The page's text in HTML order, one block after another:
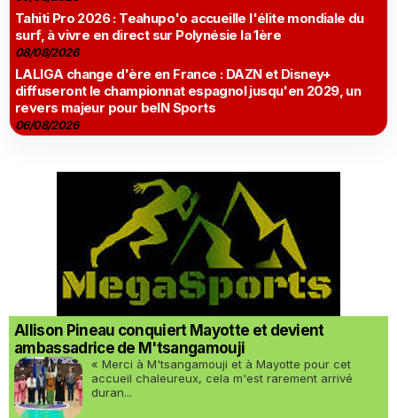
Tahiti Pro 2026 : Teahupo'o accueille l'élite mondiale du
surf, à vivre en direct sur Polynésie la 1ère
08/08/2026
LALIGA change d'ère en France : DAZN et Disney+
diffuseront le championnat espagnol jusqu'en 2029, un
revers majeur pour beIN Sports
06/08/2026
Allison Pineau conquiert Mayotte et devient
ambassadrice de M'tsangamouji
« Merci à M'tsangamouji et à Mayotte pour cet
accueil chaleureux, cela m'est rarement arrivé
duran...